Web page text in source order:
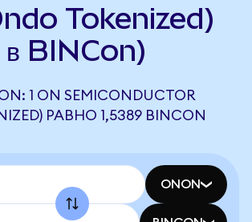
Tokenized)
BINCon)
1 ON SEMICONDUCTOR
РАВНО 1,5389 BINCON
ONON